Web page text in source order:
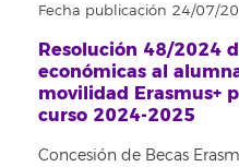
Fecha publicación 24/07/
Resolución 48/2024
económicas al
movilidad Erasmus+
curso 2024-2025
Concesión de Becas